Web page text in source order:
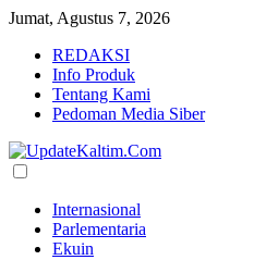
Jumat, Agustus 7, 2026
REDAKSI
Info Produk
Tentang Kami
Pedoman Media Siber
Internasional
Parlementaria
Ekuin